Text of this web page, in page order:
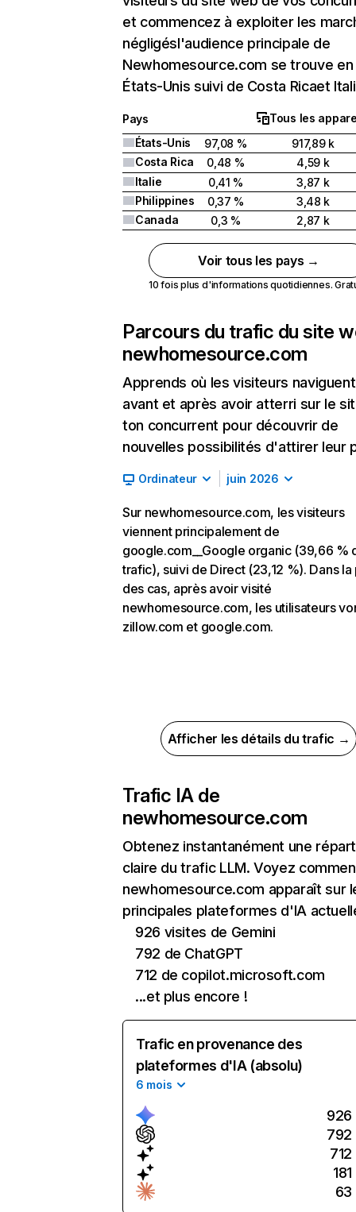
et commencez à exploiter les
négligésl'audience principale de
Newhomesource.com se trouve en
États-Unis suivi de Costa Ricaet
Pays
Tous les
États-Unis
97,08 %
917,89 k
Costa Rica
0,48 %
4,59 k
Italie
0,41 %
3,87 k
Philippines
0,37 %
3,48 k
Canada
0,3 % 2,87 k
Voir tous les pays →
10 fois plus d'informations quotidiennes.
Parcours du trafic du site
newhomesource.com
Apprends où les visiteurs naviguent
avant et après avoir atterri sur le
ton concurrent pour découvrir de
nouvelles possibilités d'attirer leur
Ordinateur juin 2026
Sur newhomesource.com, les visiteurs
viennent principalement de
google.com__Google organic (39,66 %
trafic), suivi de Direct (23,12 %). Dans la
des cas, après avoir visité
newhomesource.com, les utilisateurs
zillow.com et google.com.
Afficher les détails du trafic →
Trafic IA de
newhomesource.com
Obtenez instantanément une
claire du trafic LLM. Voyez
newhomesource.com apparaît sur
principales plateformes d'IA
926 visites de Gemini
792 de ChatGPT
712 de copilot.microsoft.com
...et plus encore !
Trafic en provenance des
plateformes d'IA (absolu)
6 mois
926
792
712
181
63